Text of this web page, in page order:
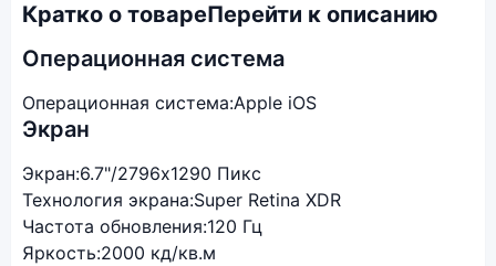
Кратко о товареПерейти к описанию
Операционная система
Операционная система:Apple iOS
Экран
Экран:6.7"/2796x1290 Пикс
Технология экрана:Super Retina XDR
Частота обновления:120 Гц
Яркость:2000 кд/кв.м